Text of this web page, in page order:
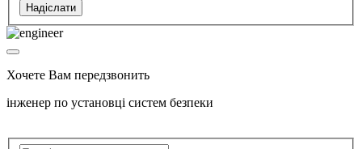
Надіслати
Хочете Вам передзвонить
інженер по установці систем безпеки